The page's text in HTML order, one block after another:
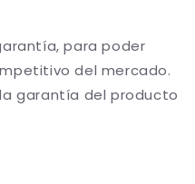
para poder
del mercado.
garantía del producto